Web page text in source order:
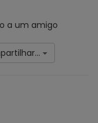
a um amigo